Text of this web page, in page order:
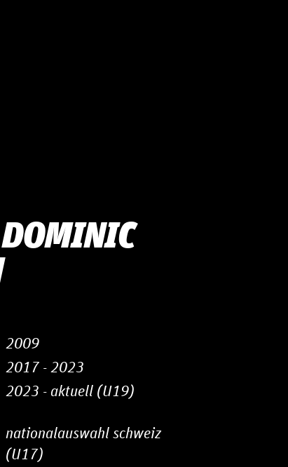
2009
2017 - 2023
2023 - aktuell (U19)
nationalauswahl schweiz
(U17)